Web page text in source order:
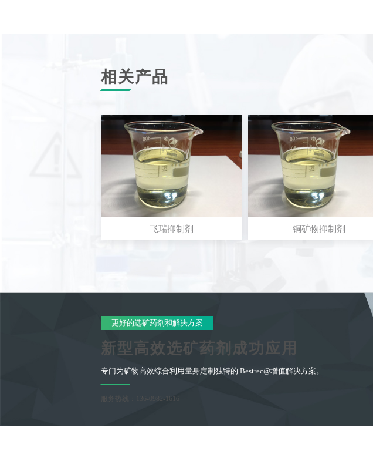
相关产品
飞瑞抑制剂 铜矿物抑制剂
更好的选矿药剂和解决方案
新型高效选矿药剂成功应用
专门为矿物高效综合利用量身定制独特的 Bestrec@增值解决方案。
服务热线：136-0982-1616